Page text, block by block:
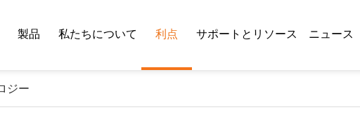
製品 私たちについて 利点 サポートとリソース ニュース
ジー